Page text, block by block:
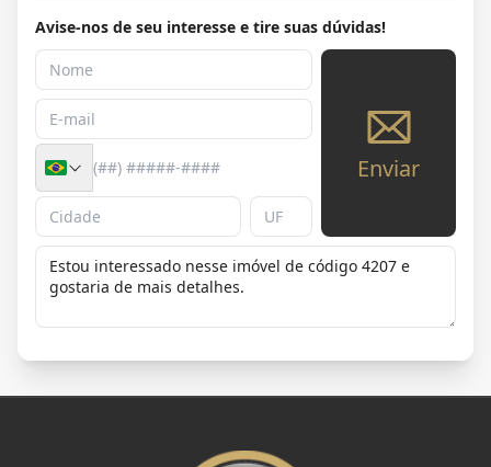
Avise-nos de seu interesse e tire suas dúvidas!
Enviar